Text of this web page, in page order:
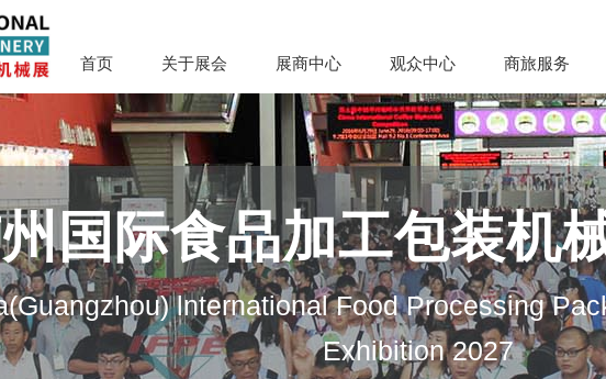
首页 关于展会 展商中心 观众中心 商旅服务
国际食品加工包装机
lnternational Food Processing
Exhibition 2027